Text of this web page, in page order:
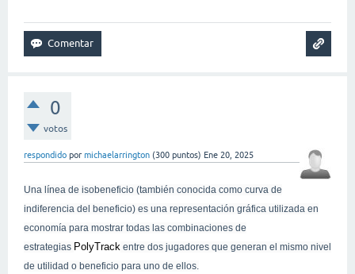
0
votos
respondido por michaelarrington (300 puntos) Ene 20, 2025
Una línea de isobeneficio (también conocida como curva de
indiferencia del beneficio) es una representación gráfica utilizada en
economía para mostrar todas las combinaciones de
estrategias PolyTrack entre dos jugadores que generan el mismo nivel
de utilidad o beneficio para uno de ellos.